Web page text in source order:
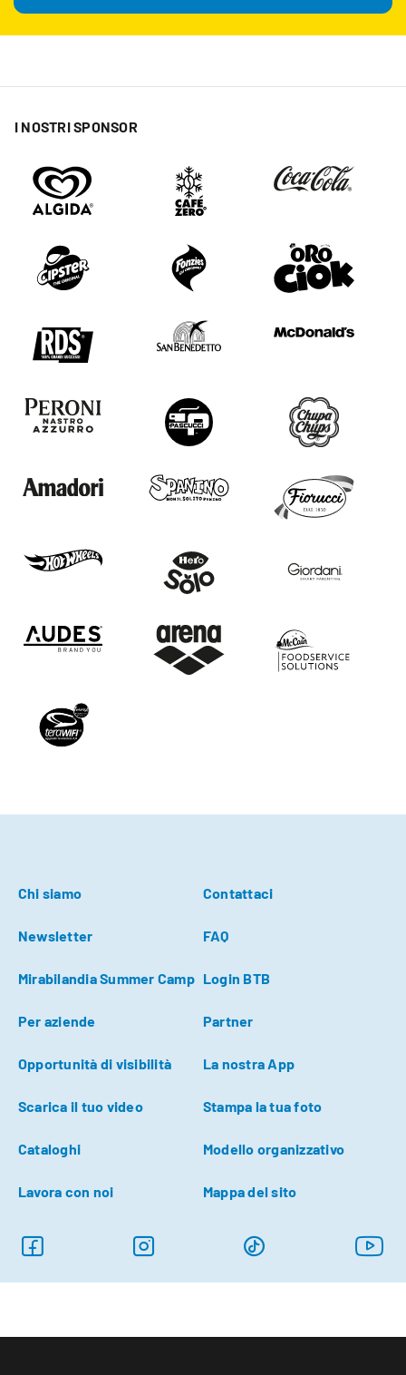
I NOSTRI SPONSOR
Chi siamo Contattaci
Newsletter FAQ
Mirabilandia Summer Camp Login BTB
Per aziende Partner
Opportunità di visibilità La nostra App
Scarica il tuo video Stampa la tua foto
Cataloghi Modello organizzativo
Lavora con noi Mappa del sito